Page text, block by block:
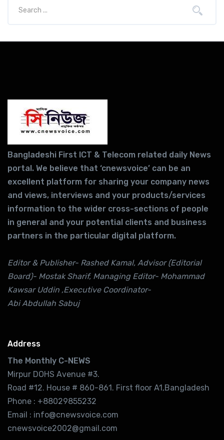
Bangladeshi First ICT & Telecom related daily News
portal. We believe that ‘cnewsvoice’ can be an
excellent platform for sharing your company news
and views, interviews and your products/services
information to the wider cross-sections of people
in general and your potential clients and business
partners in the particular digital platform.
Editor & Publisher- Rashed Kamal, Advisor (Editorial
Board)- Mostak Sharif, Managing Editor- Mohammad
Kawsar Uddin ,Executive Coordinator-
Abi Abdullah Sabuj
Address
The Monthly C-NEWS
Mirpur DOHS Avenue #3.
Road #12. House # 860-861. First floor A1,Bangladesh
Phone : +88029855232
Email : info@cnewsvoice.com
cnewsvoice2002@gmail.com